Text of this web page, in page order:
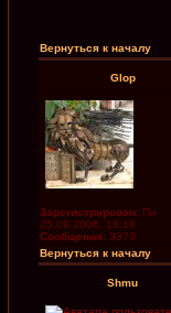
Вернуться к началу
Glop
Зарегистрирован: Пн
25.09.2006, 18:18
Сообщения: 3379
Вернуться к началу
Shmu